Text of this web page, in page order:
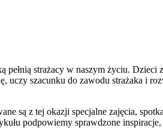
pełnią strażacy w naszym życiu. Dzieci
uczy szacunku do zawodu strażaka i
są z tej okazji specjalne zajęcia,
podpowiemy sprawdzone